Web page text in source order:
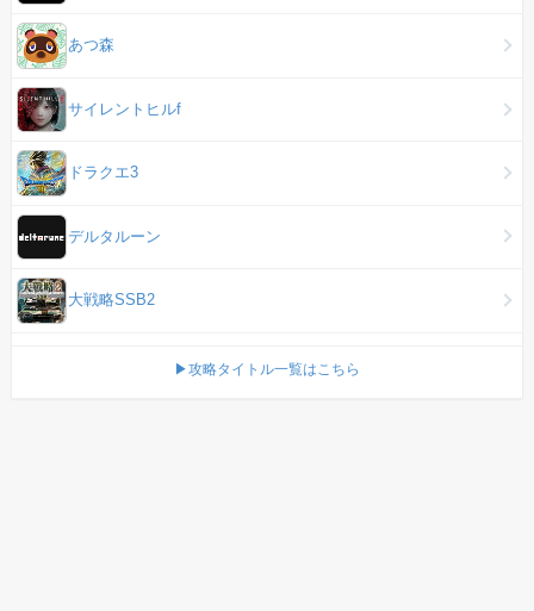
あつ森
サイレントヒルf
ドラクエ3
デルタルーン
大戦略SSB2
▶攻略タイトル一覧はこちら